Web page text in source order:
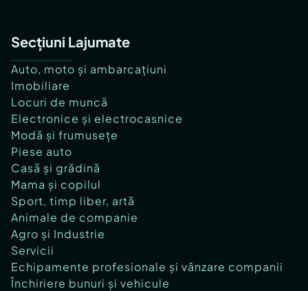
Secțiuni Lajumate
Auto, moto și ambarcațiuni
Imobiliare
Locuri de muncă
Electronice și electrocasnice
Modă și frumusețe
Piese auto
Casă și grădină
Mama și copilul
Sport, timp liber, artă
Animale de companie
Agro și Industrie
Servicii
Echipamente profesionale și vânzare companii
Închiriere bunuri și vehicule